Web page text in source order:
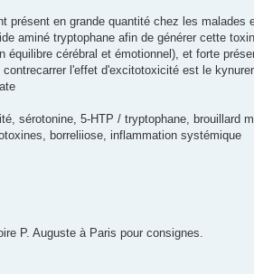
présent en grande quantité chez les malades
aminé tryptophane afin de générer cette
équilibre cérébral et émotionnel), et forte
l'effet d'excitotoxicité est le
sérotonine, 5-HTP / tryptophane, brouillard
borreliiose, inflammation systémique
P. Auguste à Paris pour consignes.